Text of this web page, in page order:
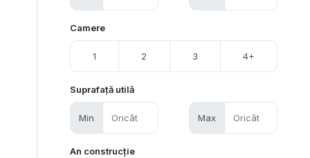
Camere
1 2 3 4+
Suprafață utilă
Min Max
An construcție